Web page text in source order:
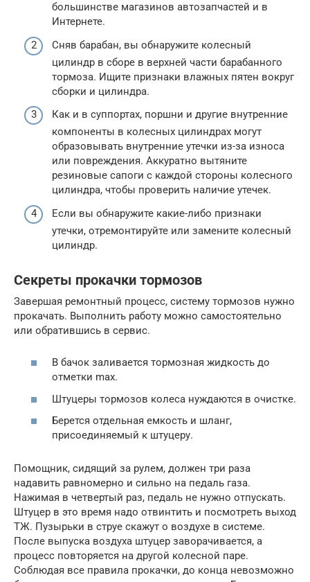
большинстве магазинов автозапчастей и в
Интернете.
Сняв барабан, вы обнаружите колесный
цилиндр в сборе в верхней части барабанного
тормоза. Ищите признаки влажных пятен вокруг
сборки и цилиндра.
Как и в суппортах, поршни и другие внутренние
компоненты в колесных цилиндрах могут
образовывать внутренние утечки из-за износа
или повреждения. Аккуратно вытяните
резиновые сапоги с каждой стороны колесного
цилиндра, чтобы проверить наличие утечек.
Если вы обнаружите какие-либо признаки
утечки, отремонтируйте или замените колесный
цилиндр.
Секреты прокачки тормозов
Завершая ремонтный процесс, систему тормозов нужно
прокачать. Выполнить работу можно самостоятельно
или обратившись в сервис.
В бачок заливается тормозная жидкость до
отметки max.
Штуцеры тормозов колеса нуждаются в очистке.
Берется отдельная емкость и шланг,
присоединяемый к штуцеру.
Помощник, сидящий за рулем, должен три раза
надавить равномерно и сильно на педаль газа.
Нажимая в четвертый раз, педаль не нужно отпускать.
Штуцер в это время надо отвинтить и посмотреть выход
ТЖ. Пузырьки в струе скажут о воздухе в системе.
После выпуска воздуха штуцер заворачивается, а
процесс повторяется на другой колесной паре.
Соблюдая все правила прокачки, до конца невозможно